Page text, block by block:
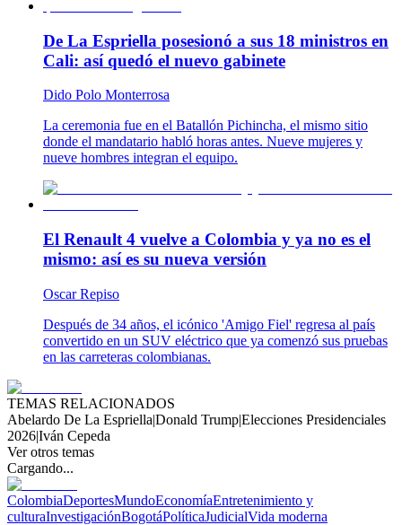
De La Espriella posesionó a sus 18 ministros en
Cali: así quedó el nuevo gabinete
Dido Polo Monterrosa
La ceremonia fue en el Batallón Pichincha, el mismo sitio
donde el mandatario habló horas antes. Nueve mujeres y
nueve hombres integran el equipo.
El Renault 4 vuelve a Colombia y ya no es el
mismo: así es su nueva versión
Oscar Repiso
Después de 34 años, el icónico 'Amigo Fiel' regresa al país
convertido en un SUV eléctrico que ya comenzó sus pruebas
en las carreteras colombianas.
TEMAS RELACIONADOS
Abelardo De La Espriella|Donald Trump|Elecciones Presidenciales
2026|Iván Cepeda
Ver otros temas
Cargando...
ColombiaDeportesMundoEconomíaEntretenimiento y
culturaInvestigaciónBogotáPolíticaJudicialVida moderna